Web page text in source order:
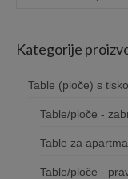
Kategorije
Table (ploče) s
Table/ploče -
Table za
Table/ploče -